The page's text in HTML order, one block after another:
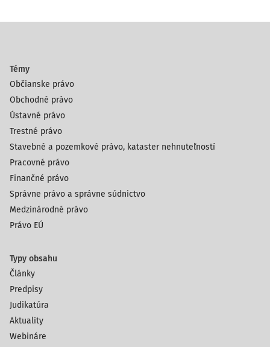
Témy
Občianske právo
Obchodné právo
Ústavné právo
Trestné právo
Stavebné a pozemkové právo, kataster nehnuteľností
Pracovné právo
Finančné právo
Správne právo a správne súdnictvo
Medzinárodné právo
Právo EÚ
Typy obsahu
Články
Predpisy
Judikatúra
Aktuality
Webináre